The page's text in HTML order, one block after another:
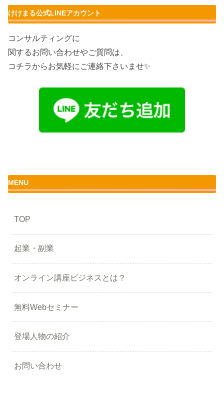
けけまる公式LINEアカウント
コンサルティングに
関するお問い合わせやご質問は、
コチラからお気軽にご連絡下さいませ✨
MENU
TOP
起業・副業
オンライン講座ビジネスとは？
無料Webセミナー
登場人物の紹介
お問い合わせ